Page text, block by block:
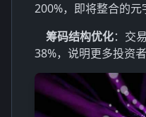
200%，即将整合的
筹码结构优化：交
38%，说明更多投资